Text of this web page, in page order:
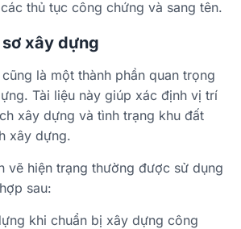
thủ tục công chứng và sang tên.
xây dựng
là một thành phần quan trọng
Tài liệu này giúp xác định vị trí
xây dựng và tình trạng khu đất
xây dựng.
vẽ hiện trạng thường được sử dụng
sau:
khi chuẩn bị xây dựng công